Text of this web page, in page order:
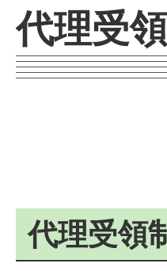
代理受
代理受領